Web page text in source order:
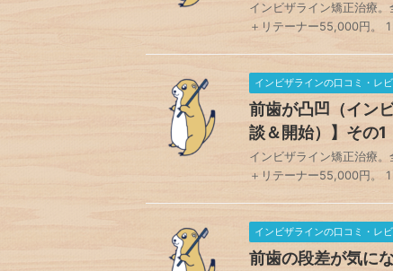
インビザライン矯正治療
＋リテーナー55,000円。
インビザラインの口コミ・レ
前歯が凸凹（イン
談＆開始）】その1
インビザライン矯正治療
＋リテーナー55,000円。
インビザラインの口コミ・レ
前歯の段差が気に